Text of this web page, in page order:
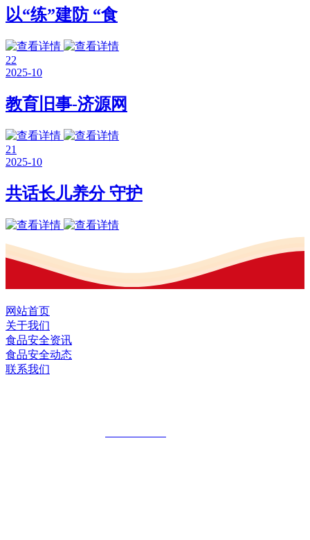
以“练”建防 “食
22
2025-10
教育旧事-济源网
21
2025-10
共话长儿养分 守护
网站首页
关于我们
食品安全资讯
食品安全动态
联系我们